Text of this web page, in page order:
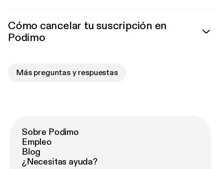
Cómo cancelar tu suscripción en
Podimo
Más preguntas y respuestas
Sobre Podimo
Empleo
Blog
¿Necesitas ayuda?